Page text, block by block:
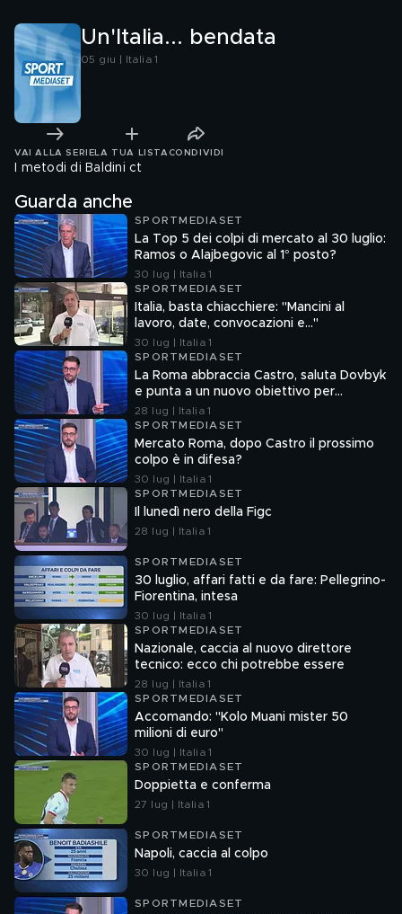
Un'Italia... bendata
05 giu | Italia 1
VAI ALLA SERIE LA TUA LISTA CONDIVIDI
I metodi di Baldini ct
Guarda anche
SPORTMEDIASET
La Top 5 dei colpi di mercato al 30 luglio:
Ramos o Alajbegovic al 1° posto?
30 lug | Italia 1
SPORTMEDIASET
Italia, basta chiacchiere: "Mancini al
lavoro, date, convocazioni e…"
30 lug | Italia 1
SPORTMEDIASET
La Roma abbraccia Castro, saluta Dovbyk
e punta a un nuovo obiettivo per
l'attacco
28 lug | Italia 1
SPORTMEDIASET
Mercato Roma, dopo Castro il prossimo
colpo è in difesa?
30 lug | Italia 1
SPORTMEDIASET
Il lunedì nero della Figc
28 lug | Italia 1
SPORTMEDIASET
30 luglio, affari fatti e da fare: Pellegrino-
Fiorentina, intesa
30 lug | Italia 1
SPORTMEDIASET
Nazionale, caccia al nuovo direttore
tecnico: ecco chi potrebbe essere
28 lug | Italia 1
SPORTMEDIASET
Accomando: "Kolo Muani mister 50
milioni di euro"
30 lug | Italia 1
SPORTMEDIASET
Doppietta e conferma
27 lug | Italia 1
SPORTMEDIASET
Napoli, caccia al colpo
30 lug | Italia 1
SPORTMEDIASET